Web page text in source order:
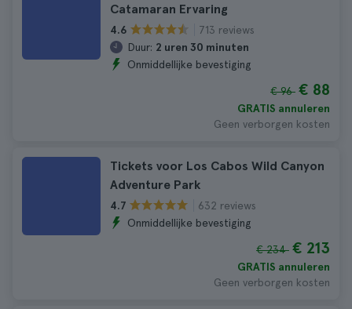
Catamaran Ervaring
4.6
713 reviews
Duur: 2 uren 30 minuten
Onmiddellijke bevestiging
€ 96 € 88
GRATIS annuleren
Geen verborgen kosten
Tickets voor Los Cabos Wild Canyon
Adventure Park
4.7
632 reviews
Onmiddellijke bevestiging
€ 234 € 213
GRATIS annuleren
Geen verborgen kosten